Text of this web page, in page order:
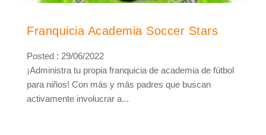
Franquicia Academia Soccer Stars
Posted : 29/06/2022
¡Administra tu propia franquicia de academia de fútbol
para niños! Con más y más padres que buscan
activamente involucrar a...